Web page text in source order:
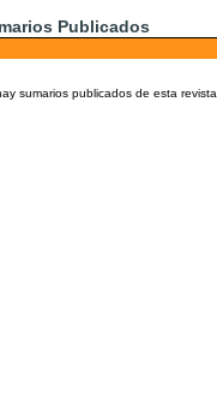
Publicados
sumarios publicados de esta revista